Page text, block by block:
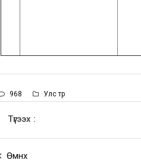
968 Улс төр
Түгээх :
Өмнөх